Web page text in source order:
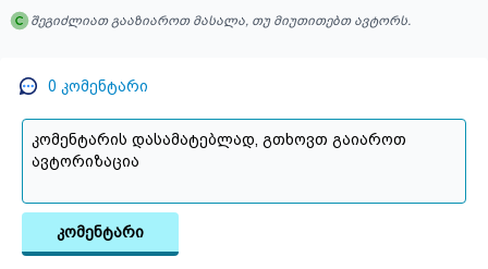
შეგიძლიათ გააზიაროთ მასალა, თუ მიუთითებთ ავტორს.
0 კომენტარი
კომენტარი